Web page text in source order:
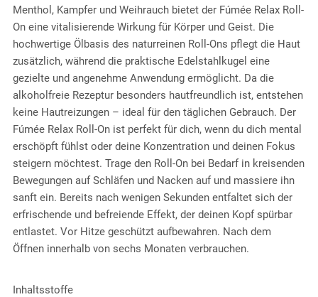
Menthol, Kampfer und Weihrauch bietet der Fúmée Relax Roll-
On eine vitalisierende Wirkung für Körper und Geist. Die
hochwertige Ölbasis des naturreinen Roll-Ons pflegt die Haut
zusätzlich, während die praktische Edelstahlkugel eine
gezielte und angenehme Anwendung ermöglicht. Da die
alkoholfreie Rezeptur besonders hautfreundlich ist, entstehen
keine Hautreizungen – ideal für den täglichen Gebrauch. Der
Fúmée Relax Roll-On ist perfekt für dich, wenn du dich mental
erschöpft fühlst oder deine Konzentration und deinen Fokus
steigern möchtest. Trage den Roll-On bei Bedarf in kreisenden
Bewegungen auf Schläfen und Nacken auf und massiere ihn
sanft ein. Bereits nach wenigen Sekunden entfaltet sich der
erfrischende und befreiende Effekt, der deinen Kopf spürbar
entlastet. Vor Hitze geschützt aufbewahren. Nach dem
Öffnen innerhalb von sechs Monaten verbrauchen.
Inhaltsstoffe